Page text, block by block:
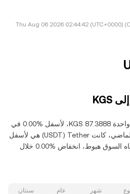
Thu Aug 06 2026 02:44:42 (UTC+0000)
اعتبارًا من اليوم، تعادل USDT واحدة ‏‎‏‎87.3888‏‏ KGS‏، لأسفل‏ ‏‎0.00‎%‎‏ في
آخر 24 ساعة. وخلال الأسبوع الماضي، كانت Tether‏ (USDT) هي لأسفل‏
‏‎0.00‎%‎‏. وتتحرك USDT في اتجاه السوق هبوط‏، انخفاض‏ ‏‎0.00‎%‎‏ خلال
شهر عام سنتان